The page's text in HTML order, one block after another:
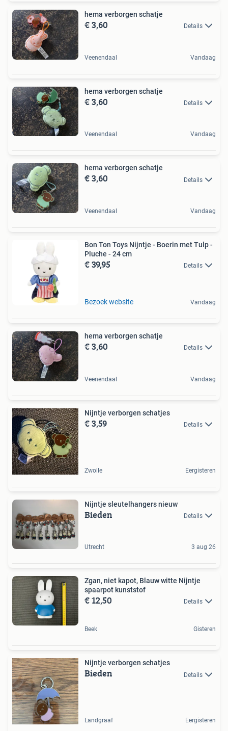
hema verborgen schatje
€ 3,60 Details
Veenendaal Vandaag
hema verborgen schatje
€ 3,60 Details
Veenendaal Vandaag
hema verborgen schatje
€ 3,60 Details
Veenendaal Vandaag
Bon Ton Toys Nijntje - Boerin met Tulp -
Pluche - 24 cm
€ 39,95 Details
Bezoek website Vandaag
hema verborgen schatje
€ 3,60 Details
Veenendaal Vandaag
Nijntje verborgen schatjes
€ 3,59 Details
Zwolle Eergisteren
Nijntje sleutelhangers nieuw
Bieden Details
Utrecht 3 aug 26
Zgan, niet kapot, Blauw witte Nijntje
spaarpot kunststof
€ 12,50 Details
Beek Gisteren
Nijntje verborgen schatjes
Bieden Details
Landgraaf Eergisteren